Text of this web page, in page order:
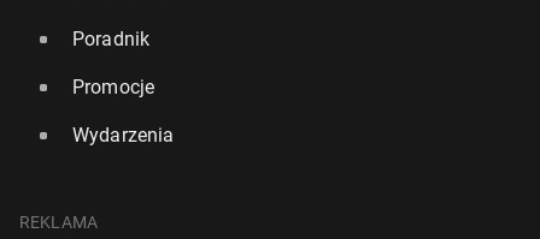
Poradnik
Promocje
Wydarzenia
REKLAMA